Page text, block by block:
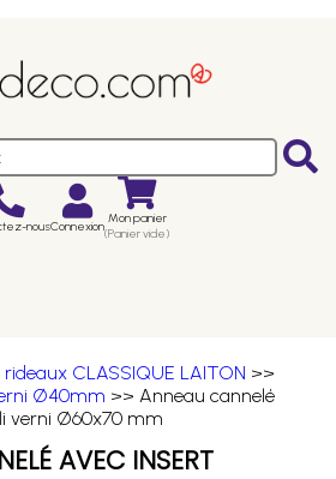
nousConnexion Mon panier
(Panier vide)
CLASSIQUE LAITON >>
Ø40mm >> Anneau cannelé
verni Ø60x70 mm
AVEC INSERT